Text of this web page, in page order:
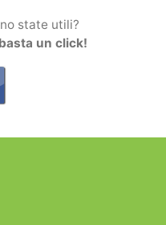
state utili?
basta un click!